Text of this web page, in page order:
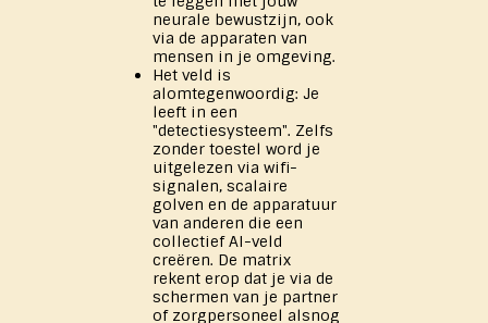
neurale bewustzijn, ook
via de apparaten van
mensen in je omgeving.
Het veld is
alomtegenwoordig: Je
leeft in een
"detectiesysteem". Zelfs
zonder toestel word je
uitgelezen via wifi-
signalen, scalaire
golven en de apparatuur
van anderen die een
collectief AI-veld
creëren. De matrix
rekent erop dat je via de
schermen van je partner
of zorgpersoneel alsnog